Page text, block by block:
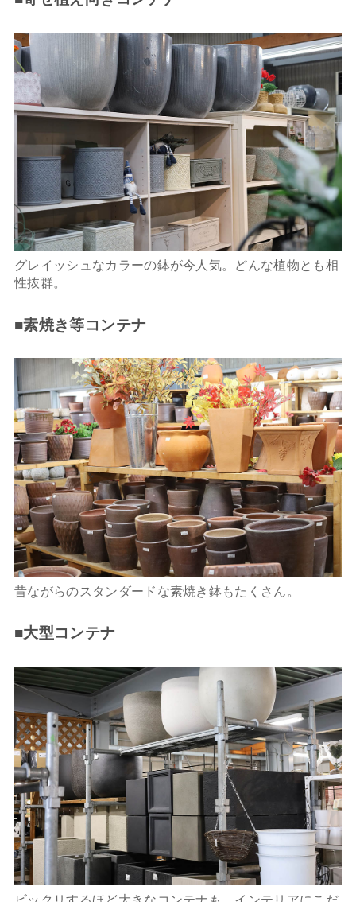
グレイッシュなカラーの鉢が今人気。どんな植物とも相
性抜群。
■素焼き等コンテナ
昔ながらのスタンダードな素焼き鉢もたくさん。
■大型コンテナ